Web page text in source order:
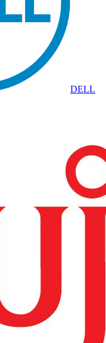
DELL